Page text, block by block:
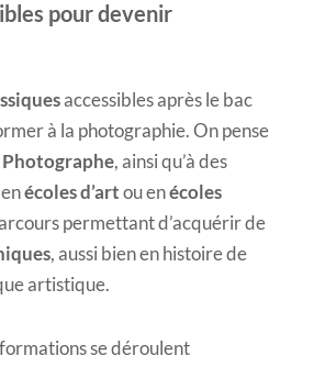
pour devenir
accessibles après le bac
à la photographie. On pense
Photographe, ainsi qu’à des
enécoles d’art ou enécoles
permettant d’acquérir de
, aussi bien en histoire de
artistique.
formations se déroulent